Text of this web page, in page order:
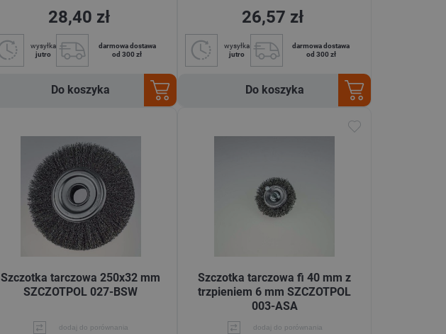
28,40 zł
wysyłka
jutro
darmowa dostawa
od 300 zł
Do koszyka
26,57 zł
wysyłka
jutro
darmowa dostawa
od 300 zł
Do koszyka
Szczotka tarczowa 250x32 mm
SZCZOTPOL 027-BSW
dodaj do porównania
Szczotka tarczowa fi 40 mm z
trzpieniem 6 mm SZCZOTPOL
003-ASA
dodaj do porównania